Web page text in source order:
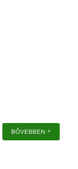
BŐVEBBEN